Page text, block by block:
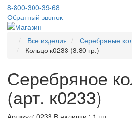
8-800-300-39-68
Обратный звонок
Все изделия
Серебряные
Кольцо к0233 (3.80 гр.)
Серебряное
(арт. к0233)
Артикул: 0233 В наличии : 1 шт